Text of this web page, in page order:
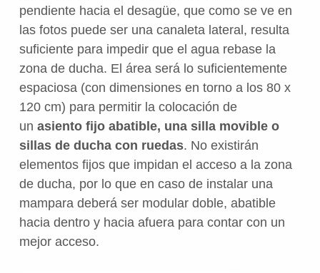
pendiente hacia el desagüe, que como se ve en
las fotos puede ser una canaleta lateral, resulta
suficiente para impedir que el agua rebase la
zona de ducha. El área será lo suficientemente
espaciosa (con dimensiones en torno a los 80 x
120 cm) para permitir la colocación de
un asiento fijo abatible, una silla movible o
sillas de ducha con ruedas. No existirán
elementos fijos que impidan el acceso a la zona
de ducha, por lo que en caso de instalar una
mampara deberá ser modular doble, abatible
hacia dentro y hacia afuera para contar con un
mejor acceso.